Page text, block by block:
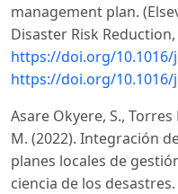
management plan.
Disaster Risk Reduction,
https://doi.org/10.1016/
https://doi.org/10.1016/
Asare Okyere, S.,
M. (2022). Integración
planes locales de
ciencia de los desastres.